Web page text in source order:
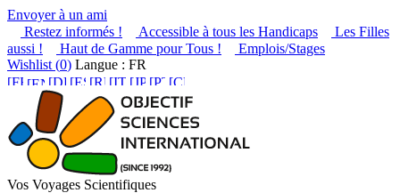
Envoyer à un ami
Restez informés !
Accessible à tous les Handicaps
Les Filles
aussi !
Haut de Gamme pour Tous !
Emplois/Stages
Wishlist (0) Langue : FR
Vos Voyages Scientifiques